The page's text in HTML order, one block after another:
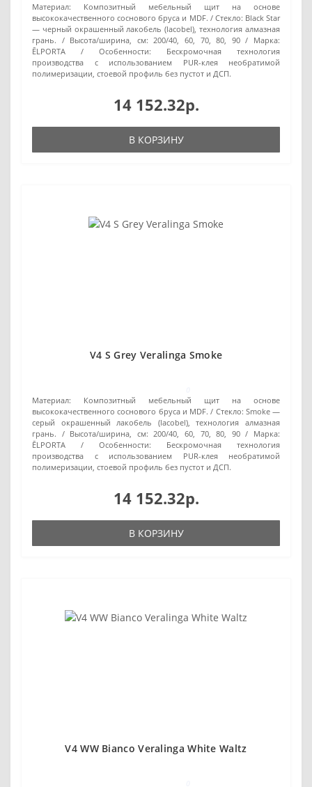
Материал:
Композитный мебельный щит на основе
высококачественного соснового бруса и MDF.
Стекло: Black Star
— черный окрашенный лакобель (lacobel), технология алмазная
грань.
Высота/ширина, см: 200/40, 60, 70, 80, 90
Марка:
ĒLPORTA
Особенности:
Бескромочная технология
производства с использованием PUR-клея необратимой
полимеризации, стоевой профиль без пустот и ДСП.
14 152.32р.
В КОРЗИНУ
V4 S Grey Veralinga Smoke
Материал:
Композитный мебельный щит на основе
высококачественного соснового бруса и MDF.
Стекло: Smoke —
серый окрашенный лакобель (lacobel), технология алмазная
грань.
Высота/ширина, см: 200/40, 60, 70, 80, 90
Марка:
ĒLPORTA
Особенности:
Бескромочная технология
производства с использованием PUR-клея необратимой
полимеризации, стоевой профиль без пустот и ДСП.
14 152.32р.
В КОРЗИНУ
V4 WW Bianco Veralinga White Waltz